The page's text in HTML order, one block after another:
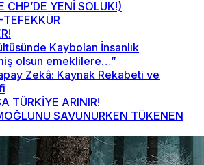
CHP’DE YENİ SOLUK!)
TEFEKKÜR
Kaybolan İnsanlık
olsun emeklilere…”
Zekâ: Kaynak Rekabeti ve
TÜRKİYE ARINIR!
SAVUNURKEN TÜKENEN